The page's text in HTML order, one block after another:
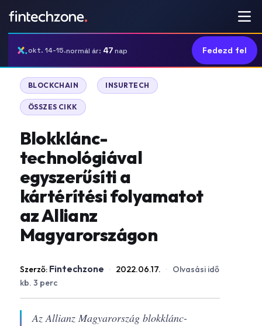
okt. 14-15.normál ár: 47nap Fedezd fel
BLOCKCHAIN | INSURTECH
ÖSSZES CIKK
Blokklánc-
technológiával
egyszerűsíti a
kártérítési folyamatot
az Allianz
Magyarországon
Szerző: Fintechzone · 2022.06.17. · Olvasási idő
kb. 3 perc
Az Allianz Magyarország blokklánc-